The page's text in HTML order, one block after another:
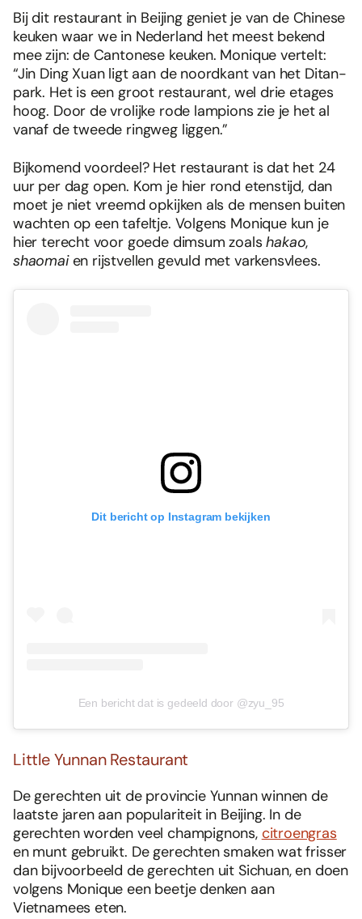
Bij dit restaurant in Beijing geniet je van de Chinese
keuken waar we in Nederland het meest bekend
mee zijn: de Cantonese keuken. Monique vertelt:
“Jin Ding Xuan ligt aan de noordkant van het Ditan-
park. Het is een groot restaurant, wel drie etages
hoog. Door de vrolijke rode lampions zie je het al
vanaf de tweede ringweg liggen.”
Bijkomend voordeel? Het restaurant is dat het 24
uur per dag open. Kom je hier rond etenstijd, dan
moet je niet vreemd opkijken als de mensen buiten
wachten op een tafeltje. Volgens Monique kun je
hier terecht voor goede dimsum zoalshakao,
shaomaien rijstvellen gevuld met varkensvlees.
Dit bericht op Instagram bekijken
Een bericht dat is gedeeld door @zyu_95
Little Yunnan Restaurant
De gerechten uit de provincie Yunnan winnen de
laatste jaren aan populariteit in Beijing. In de
gerechten worden veel champignons, citroengras
en munt gebruikt. De gerechten smaken wat frisser
dan bijvoorbeeld de gerechten uit Sichuan, en doen
volgens Monique een beetje denken aan
Vietnamees eten.